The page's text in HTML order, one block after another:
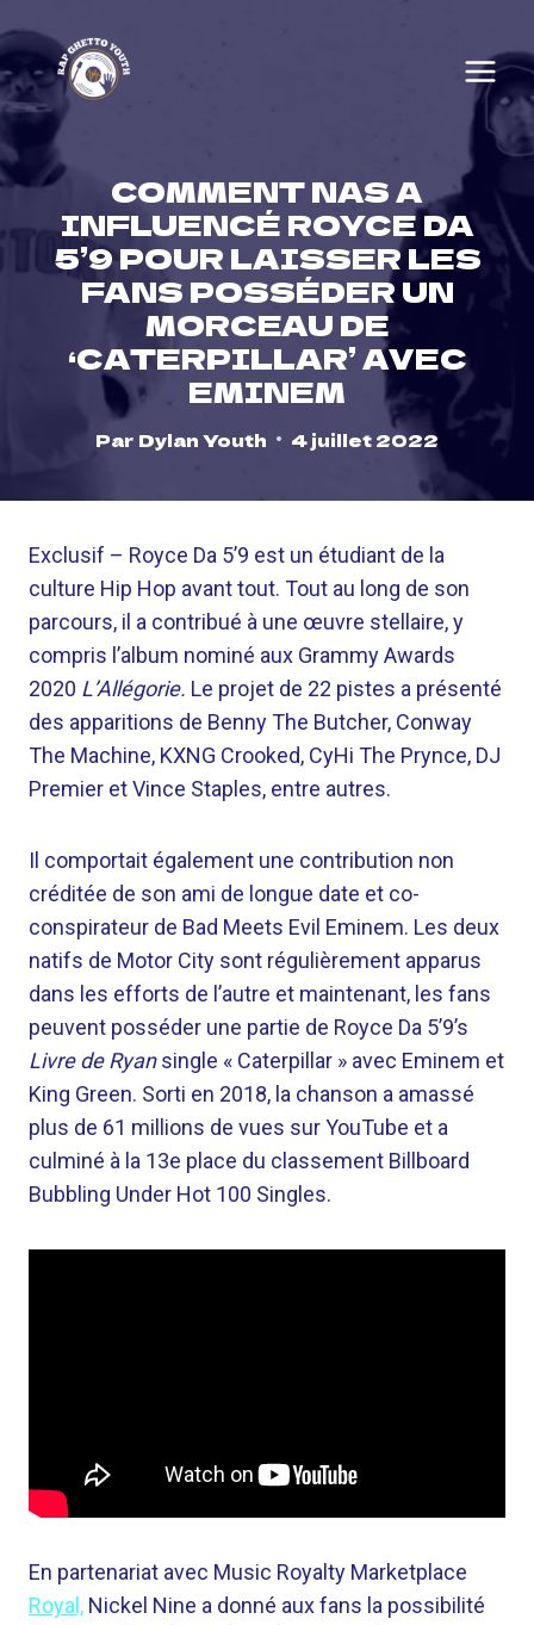
to
content
COMMENT NAS A
INFLUENCÉ ROYCE DA
5’9 POUR LAISSER LES
FANS POSSÉDER UN
MORCEAU DE
‘CATERPILLAR’ AVEC
EMINEM
Par Dylan Youth 4 juillet 2022
Exclusif – Royce Da 5’9 est un étudiant de la
culture Hip Hop avant tout. Tout au long de son
parcours, il a contribué à une œuvre stellaire, y
compris l’album nominé aux Grammy Awards
2020 L’Allégorie. Le projet de 22 pistes a présenté
des apparitions de Benny The Butcher, Conway
The Machine, KXNG Crooked, CyHi The Prynce, DJ
Premier et Vince Staples, entre autres.
Il comportait également une contribution non
créditée de son ami de longue date et co-
conspirateur de Bad Meets Evil Eminem. Les deux
natifs de Motor City sont régulièrement apparus
dans les efforts de l’autre et maintenant, les fans
peuvent posséder une partie de Royce Da 5’9’s
Livre de Ryansingle « Caterpillar » avec Eminem et
King Green. Sorti en 2018, la chanson a amassé
plus de 61 millions de vues sur YouTube et a
culminé à la 13e place du classement Billboard
Bubbling Under Hot 100 Singles.
En partenariat avec Music Royalty Marketplace
Royal, Nickel Nine a donné aux fans la possibilité